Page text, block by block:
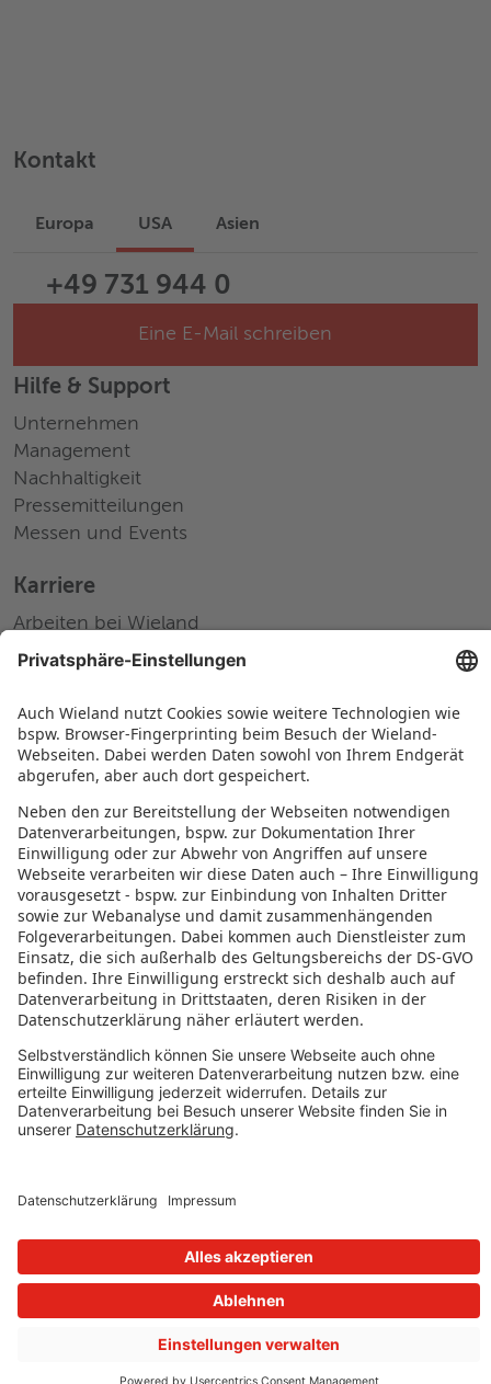
Kontakt
Europa USA Asien
+49 731 944 0
Eine E-Mail schreiben
Hilfe & Support
Unternehmen
Management
Nachhaltigkeit
Pressemitteilungen
Messen und Events
Karriere
Arbeiten bei Wieland
Jobs Europa
Jobs Asien
RECHTLICHES
Datenschutz
Impressum
Governance
Nutzungsbedingungen
Datenschutzeinstellungen
FOLGE UNS AUF